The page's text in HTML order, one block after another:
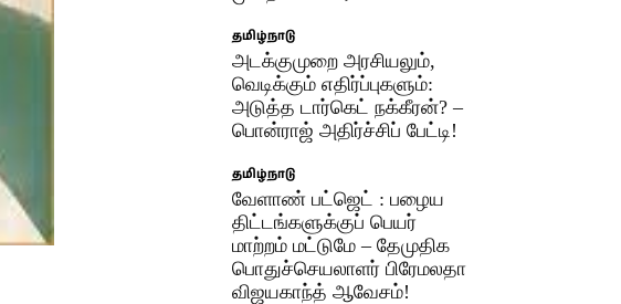
தமிழ்நாடு
அடக்குமுறை அரசியலும்,
வெடிக்கும் எதிர்ப்புகளும்:
அடுத்த டார்கெட் நக்கீரன்? –
பொன்ராஜ் அதிர்ச்சிப் பேட்டி! ​
தமிழ்நாடு
வேளாண் பட்ஜெட் : பழைய
திட்டங்களுக்குப் பெயர்
மாற்றம் மட்டுமே – தேமுதிக
பொதுச்செயலாளர் பிரேமலதா
விஜயகாந்த் ஆவேசம்!